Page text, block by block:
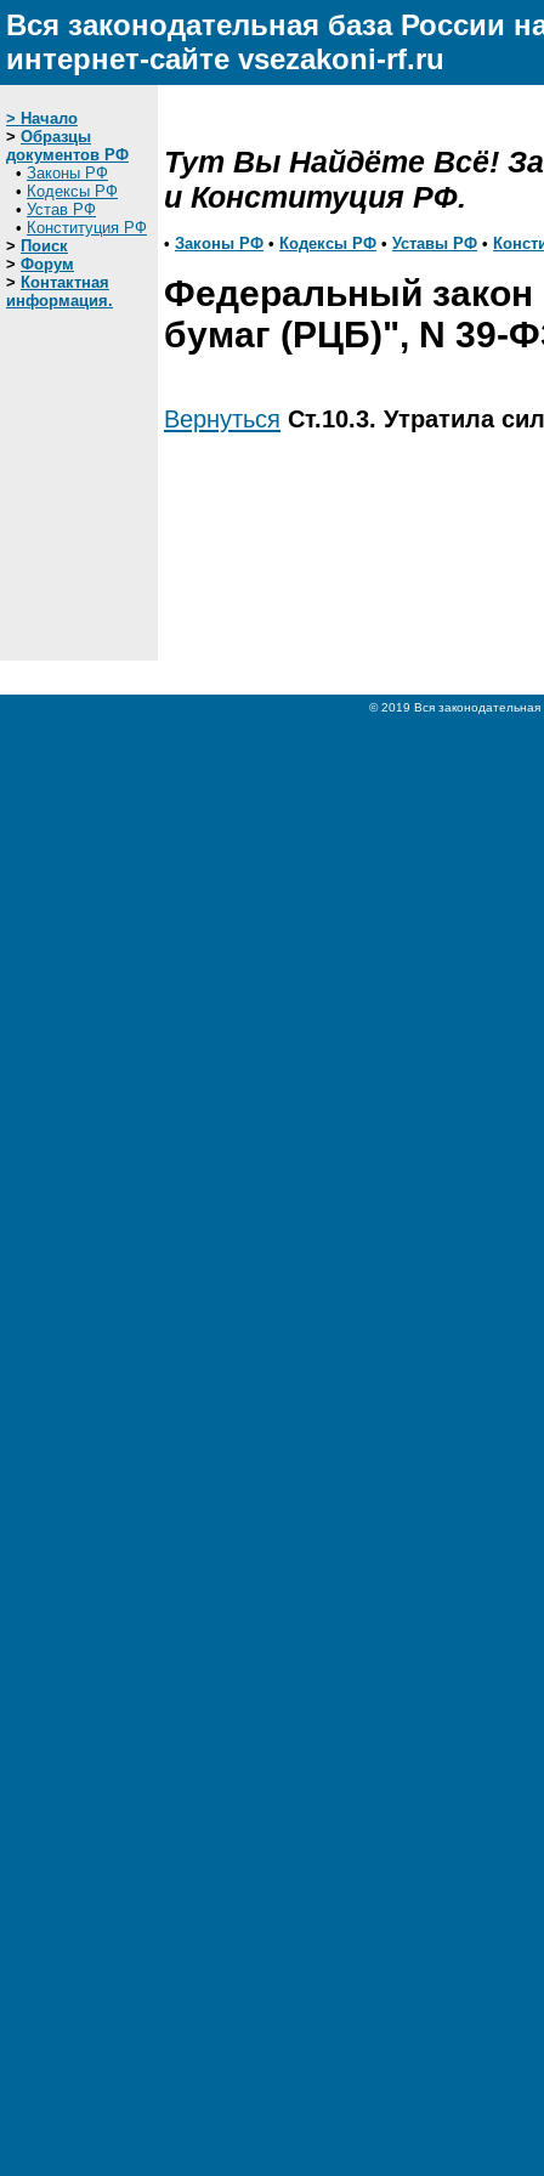
Вся законодательная база России
интернет-сайте vsezakoni-rf.ru
> Начало
> Образцы
документов РФ
• Законы РФ
• Кодексы РФ
• Устав РФ
• Конституция РФ
> Поиск
> Форум
> Контактная
информация.
Тут Вы Найдёте Всё!
и Конституция РФ.
• Законы РФ • Кодексы РФ • Уставы РФ •
Федеральный
бумаг (РЦБ)", N 39-
Вернуться Ст.10.3. Утратила
© 2019 Вся